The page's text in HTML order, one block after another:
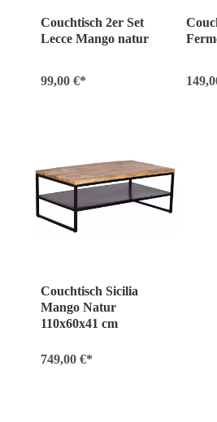
Couchtisch 2er Set
Lecce Mango natur
99,00 €*
Couchtisch Sicilia
Mango Natur
110x60x41 cm
749,00 €*